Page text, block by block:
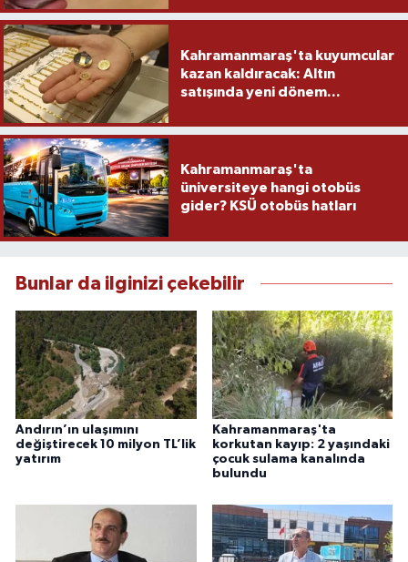
Kahramanmaraş'ta kuyumcular
kazan kaldıracak: Altın
satışında yeni dönem...
Kahramanmaraş'ta
üniversiteye hangi otobüs
gider? KSÜ otobüs hatları
Bunlar da ilginizi çekebilir
Andırın’ın ulaşımını
değiştirecek 10 milyon TL’lik
yatırım
Kahramanmaraş'ta
korkutan kayıp: 2 yaşındaki
çocuk sulama kanalında
bulundu